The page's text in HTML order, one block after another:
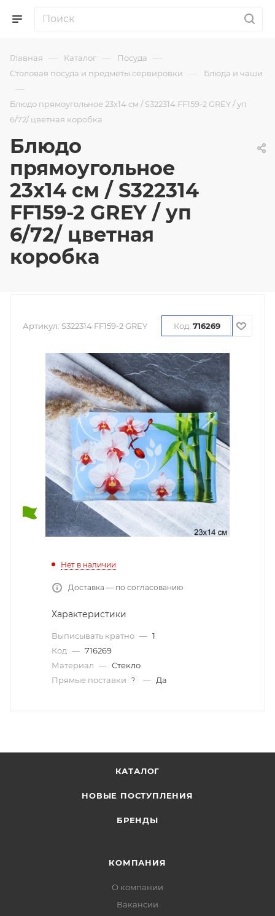
Главная — Каталог — Посуда —
Столовая посуда и предметы сервировки — Блюда и чаши
—
Блюдо прямоугольное 23x14 см / S322314 FF159-2 GREY / уп
6/72/ цветная коробка
Блюдо
прямоугольное
23x14 см / S322314
FF159-2 GREY / уп
6/72/ цветная
коробка
Артикул: S322314 FF159-2 GREY Код: 716269
Нет в наличии
Доставка — по согласованию
Характеристики
Выписывать кратно — 1
Код — 716269
Материал — Стекло
Прямые поставки
? — Да
КАТАЛОГ
НОВЫЕ ПОСТУПЛЕНИЯ
БРЕНДЫ
КОМПАНИЯ
О компании
Вакансии